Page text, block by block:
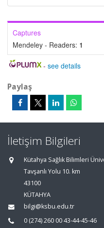
Captures
Mendeley - Readers: 1
- see details
Paylaş
İletişim Bilgileri
Kütahya Sağlık Bilimleri
Tavşanlı Yolu 10. km
43100
KÜTAHYA
bilgi@ksbu.edu.tr
0 (274) 260 00 43-44-45-46